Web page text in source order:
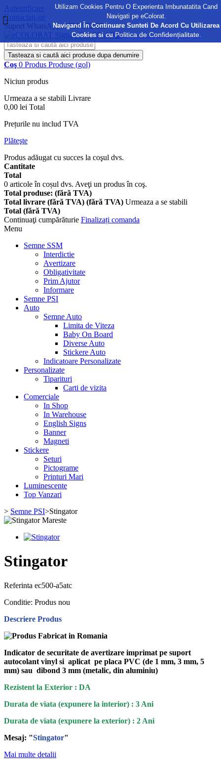
Autentificare
Contactați-ne
Suport WhatsApp:0730 372 355
Tasteaza si caută aici produse dupa denumire
Coş 0 Produs Produse (gol)
Niciun produs
Urmeaza a se stabili Livrare
0,00 lei Total
Prețurile nu includ TVA
Plăteşte
Produs adăugat cu succes la coşul dvs.
Cantitate
Total
0 articole în coșul dvs. Aveţi un produs în coş.
Total produse: (fără TVA)
Total livrare (fără TVA) (fără TVA) Urmeaza a se stabili
Total (fără TVA)
Continuaţi cumpărăturie Finalizați comanda
Menu
Semne SSM
Interdictie
Avertizare
Obligativitate
Prim Ajutor
Informare
Semne PSI
Auto
Semne Auto
Limita de Viteza
Baby On Board
Diverse Auto
Stickere Auto
Indicatoare Personalizate
Personalizate
Tiparituri
Carti de vizita
Comerciale
In Shop
In Warehouse
English Signs
Banner
Magneti
Stickere
Seturi
Pictograme
Printuri Mari
Luminescente
Top Vanzari
> Semne PSI>Stingator
Mareste
Stingator
Referinta ec500-a5atc
Conditie: Produs nou
Descriere Produs
Indicator de securitate de avertizare imprimat pe suport
autocolant vinyl si aplicat pe placa PVC (de 1 mm, 3 mm, 5
mm) sau dibond 3 mm (metalic, din aluminiu)
Rezistent la Exterior : DA
Durata de viata (expunere la interior) : 3 Ani
Durata de viata (expunere la exterior) : 2 Ani
Mesaj: "Stingator"
Mai multe detalii
Utilizam Cookies Pentru O Experienta Imbunatatita Cand
Navigati pe eColorat.
Navigand În Continuare Sunteti De Acord Cu Utilizarea
Cookies si cu Politica de Confidențialitate.